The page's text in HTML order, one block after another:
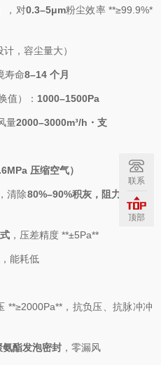
，对0.3–5μm粉尘效率 **≥99.9%*
计，容尘量大）
寿命8–14 个月
值）： 1000–1500Pa
量2000–3000m³/h・支
压缩空气）
清除80%–90%积灰，阻力恢复
，压差精度 **±5Pa**
，能耗低
**≥2000Pa**，抗负压、抗脉冲冲
酯发泡密封 ，零漏风
联系
顶部